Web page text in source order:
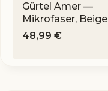
Gürtel Amer —
Mikrofaser, Beige
48,99 €